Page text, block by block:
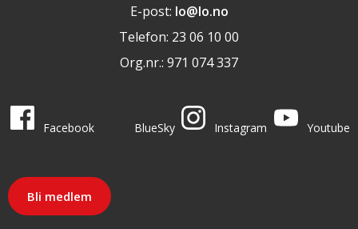
E-post: lo@lo.no
Telefon: 23 06 10 00
Org.nr.: 971 074 337
LO i sosiale medier
Facebook
BlueSky
Instagram
Youtube
Bli medlem